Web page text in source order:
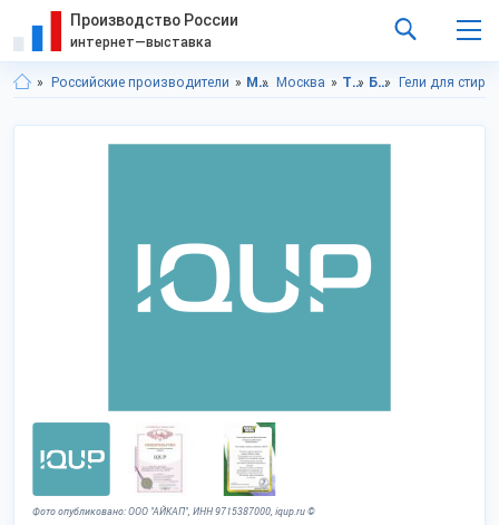
Производство России
интернет—выставка
Российские производители Московская область Москва Товары для дома Бытовая химия Гели для стирки
Фото опубликовано: ООО "АЙКАП", ИНН 9715387000, iqup.ru ©